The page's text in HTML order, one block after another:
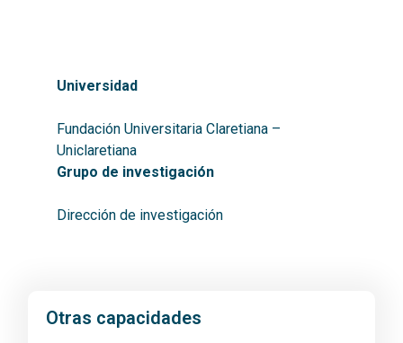
Universidad
Fundación Universitaria Claretiana –
Uniclaretiana
Grupo de investigación
Dirección de investigación
Otras capacidades